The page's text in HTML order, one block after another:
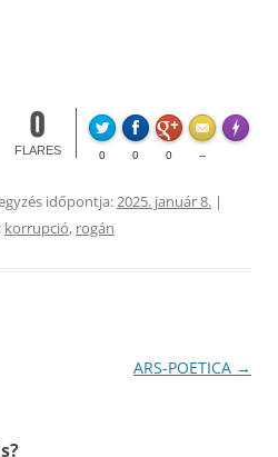
0
FLARES 0 0 0 --
Made
időpontja:2025. január 8. |
korrupció, rogán
ARS-POETICA →